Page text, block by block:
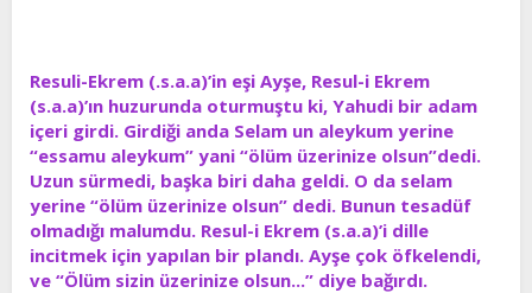
Resuli-Ekrem (.s.a.a)’in eşi Ayşe, Resul-i Ekrem
(s.a.a)’ın huzurunda oturmuştu ki, Yahudi bir adam
içeri girdi. Girdiği anda Selam un aleykum yerine
“essamu aleykum” yani “ölüm üzerinize olsun”dedi.
Uzun sürmedi, başka biri daha geldi. O da selam
yerine “ölüm üzerinize olsun” dedi. Bunun tesadüf
olmadığı malumdu. Resul-i Ekrem (s.a.a)’i dille
incitmek için yapılan bir plandı. Ayşe çok öfkelendi,
ve “Ölüm sizin üzerinize olsun...” diye bağırdı.